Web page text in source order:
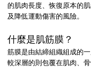
的肌肉長度、恢復原本的
及降低運動傷害的風險。
什麼是肌筋膜？
筋膜是由結締組織組成的
較深層的則包覆在肌肉、